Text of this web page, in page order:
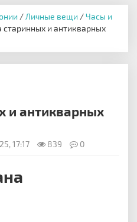
/Личные вещи /Часы и
старинных и антикварных
и антикварных
17:17 839 0